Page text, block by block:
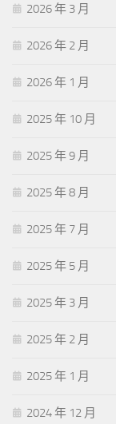
2026 年 3 月
2026 年 2 月
2026 年 1 月
2025 年 10 月
2025 年 9 月
2025 年 8 月
2025 年 7 月
2025 年 5 月
2025 年 3 月
2025 年 2 月
2025 年 1 月
2024 年 12 月